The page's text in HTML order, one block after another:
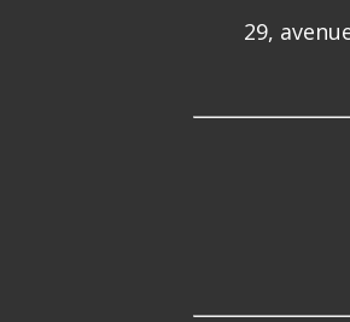
29,